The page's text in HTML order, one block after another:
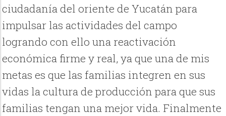
ciudadanía del oriente de Yucatán para
impulsar las actividades del campo
logrando con ello una reactivación
económica firme y real, ya que una de mis
metas es que las familias integren en sus
vidas la cultura de producción para que sus
familias tengan una mejor vida. Finalmente